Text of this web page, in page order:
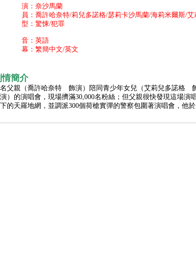
演：奈沙馬蘭
員：喬許哈奈特/莉兒多諾格/瑟莉卡沙馬蘭/海莉米爾斯/艾
型：驚悚/犯罪
音：英語
幕：繁簡中文/英文
情簡介
父親（喬許哈奈特 飾演）陪同青少年女兒（艾莉兒多諾格
）的演唱會，現場擠滿30,000名粉絲；但父親很快發現這場演
的天羅地網，並調派300個荷槍實彈的警察包圍著演唱會，他